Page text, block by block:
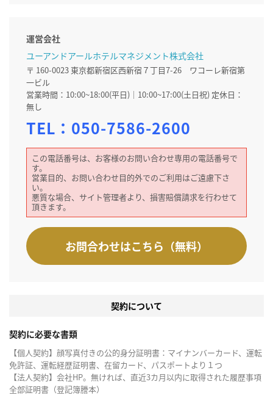
運営会社
ユーアンドアールホテルマネジメント株式会社
〒 160-0023 東京都新宿区西新宿７丁目7-26 ワコーレ新宿第
一ビル
営業時間：10:00~18:00(平日)｜10:00~17:00(土日祝) 定休日：
無し
TEL： 050-7586-2600
この電話番号は、お客様のお問い合わせ専用の電話番号で
す。
営業目的、お問い合わせ目的外でのご利用はご遠慮下さ
い。
悪質な場合、サイト管理者より、損害賠償請求を行わせて
頂きます。
お問合わせはこちら（無料）
契約について
契約に必要な書類
【個人契約】顔写真付きの公的身分証明書：マイナンバーカード、運転
免許証、運転経歴証明書、在留カード、パスポートより１つ
【法人契約】会社HP。無ければ、直近3カ月以内に取得された履歴事項
全部証明書（登記簿謄本）